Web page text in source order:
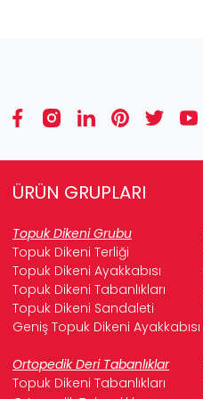
ÜRÜN GRUPLARI
Topuk Dikeni Grubu
Topuk Dikeni Terliği
Topuk Dikeni Ayakkabısı
Topuk Dikeni Tabanlıkları
Topuk Dikeni Sandaleti
Geniş Topuk Dikeni Ayakkabısı
Ortopedik Deri Tabanlıklar
Topuk Dikeni Tabanlıkları